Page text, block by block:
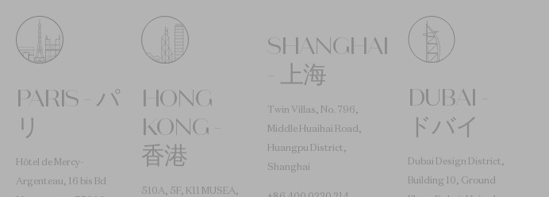
PARIS - パ
リ
Hôtel de Mercy-
Argenteau, 16 bis Bd
HONG
KONG -
香港
510A, 5F, K11 MUSEA,
SHANGHAI
- 上海
Twin Villas, No. 796,
Middle Huaihai Road,
Huangpu District,
Shanghai
DUBAI -
ドバイ
Dubai Design District,
Building 10, Ground